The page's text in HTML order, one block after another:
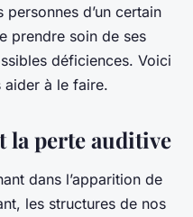
d’un certain
prendre soin de ses
déficiences. Voici
aider à le faire.
la perte auditive
dans l’apparition de
les structures de nos